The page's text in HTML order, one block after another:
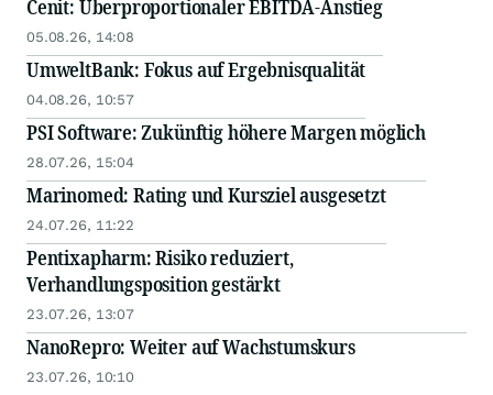
Cenit: Überproportionaler EBITDA-Anstieg
05.08.26, 14:08
UmweltBank: Fokus auf Ergebnisqualität
04.08.26, 10:57
PSI Software: Zukünftig höhere Margen möglich
28.07.26, 15:04
Marinomed: Rating und Kursziel ausgesetzt
24.07.26, 11:22
Pentixapharm: Risiko reduziert,
Verhandlungsposition gestärkt
23.07.26, 13:07
NanoRepro: Weiter auf Wachstumskurs
23.07.26, 10:10